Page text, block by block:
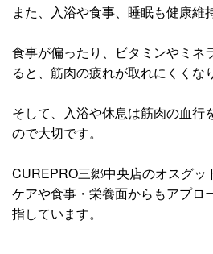
また、入浴や食事、睡眠も健康維
食事が偏ったり、ビタミンやミネ
ると、筋肉の疲れが取れにくくな
そして、入浴や休息は筋肉の血行
ので大切です。
CUREPRO三郷中央店のオスグッ
ケアや食事・栄養面からもアプロ
指しています。